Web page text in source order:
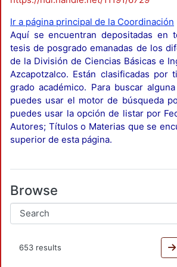
Ir a página principal de la Coordinación
Aquí se encuentran depositadas en
tesis de posgrado emanadas de los
de la División de Ciencias Básicas e
Azcapotzalco. Están clasificadas por
grado académico. Para buscar
puedes usar el motor de búsqueda
puedes usar la opción de listar por
Autores; Títulos o Materias que se
superior de esta página.
Browse
653 results